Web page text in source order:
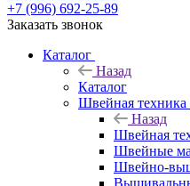
+7 (996) 692-25-89
Заказать звонок
Каталог
Назад
Каталог
Швейная техника
Назад
Швейная
Швейные
Швейно-